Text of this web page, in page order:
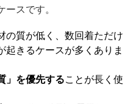
スです。
の質が低く、数回着ただけ
起きるケースが多くありま
」を優先することが長く使